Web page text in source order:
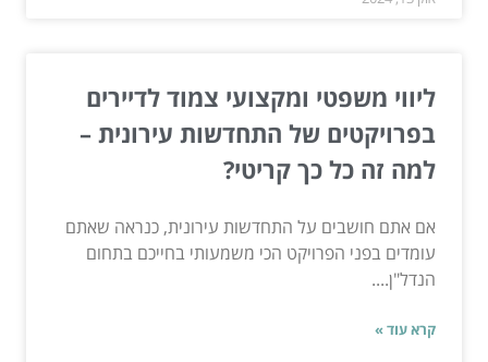
ליווי משפטי ומקצועי צמוד לדיירים
בפרויקטים של התחדשות עירונית –
למה זה כל כך קריטי?
אם אתם חושבים על התחדשות עירונית, כנראה שאתם
עומדים בפני הפרויקט הכי משמעותי בחייכם בתחום
הנדל"ן....
קרא עוד »